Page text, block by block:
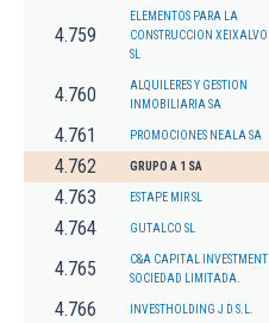
4.759
ELEMENTOS PARA LA
CONSTRUCCION XEIXALVO
SL
4.760
ALQUILERES Y GESTION
INMOBILIARIA SA
4.761 PROMOCIONES NEALA SA
4.762 GRUPO A 1 SA
4.763 ESTAPE MIR SL
4.764 GUTALCO SL
4.765
C&A CAPITAL INVESTMENT
SOCIEDAD LIMITADA.
4.766 INVESTHOLDING J D S.L.